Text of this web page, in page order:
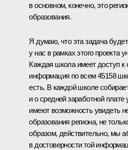
в основном, конечно, это
образования.
Я думаю, что эта задача
у нас в рамках этого проекта
Каждая школа имеет доступ к
информация по всем 45158
есть. В каждой школе
и о средней заработной
имеют возможность увидеть
образования региона, не
образом, действительно, мы
в достоверности той